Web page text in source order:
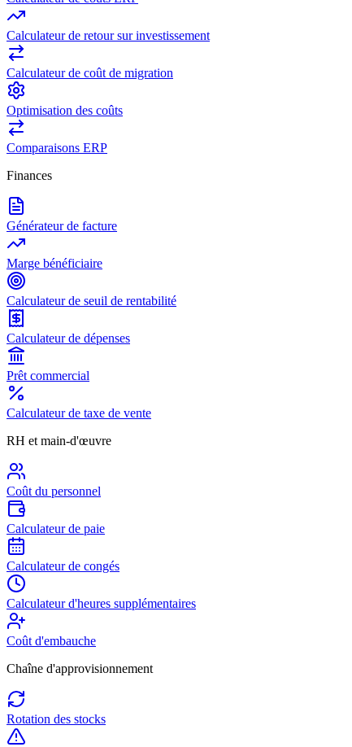
Calculateur de retour sur investissement
Calculateur de coût de migration
Optimisation des coûts
Comparaisons ERP
Finances
Générateur de facture
Marge bénéficiaire
Calculateur de seuil de rentabilité
Calculateur de dépenses
Prêt commercial
Calculateur de taxe de vente
RH et main-d'œuvre
Coût du personnel
Calculateur de paie
Calculateur de congés
Calculateur d'heures supplémentaires
Coût d'embauche
Chaîne d'approvisionnement
Rotation des stocks